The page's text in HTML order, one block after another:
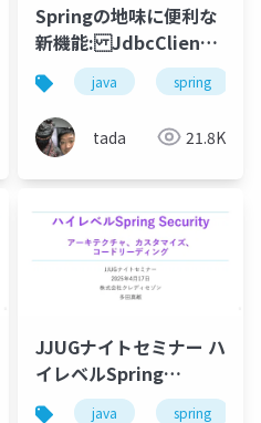
app modernization java
Springの地味に便利な
新機能: JdbcClient
とRestClient #javado
java spring
tada 21.8K
JJUGナイトセミナー ハ
イレベルSpring
Security
java spring